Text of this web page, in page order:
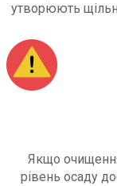
утворюють
Якщо
рівень осаду